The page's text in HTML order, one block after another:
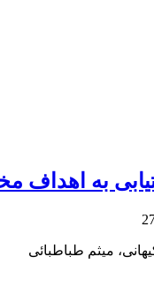
به اهداف
میثم طباطبائی